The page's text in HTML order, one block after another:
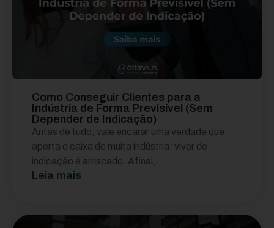
Como Conseguir Clientes para a
Indústria de Forma Previsível (Sem
Depender de Indicação)
Antes de tudo, vale encarar uma verdade que
aperta o caixa de muita indústria: viver de
indicação é arriscado. Afinal,...
Leia mais